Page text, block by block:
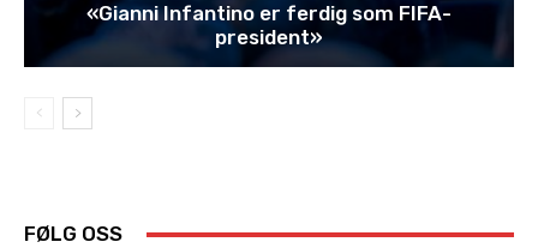
«Gianni Infantino er ferdig som FIFA-
president»
FØLG OSS